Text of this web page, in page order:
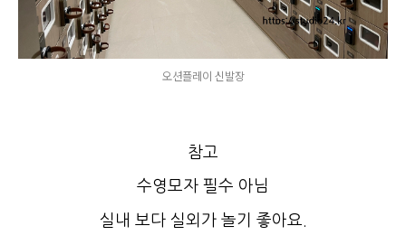
오션플레이 신발장
참고
수영모자 필수 아님
실내 보다 실외가 놀기 좋아요.